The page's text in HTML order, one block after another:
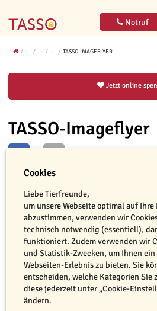
Notruf
... ... ... TASSO-IMAGEFLYER
Jetzt online
TASSO-Imageflyer
Cookies
Liebe Tierfreunde,
um unsere Webseite optimal auf
abzustimmen, verwenden wir
technisch notwendig (essentiell),
funktioniert. Zudem verwenden wir
und Statistik-Zwecken, um Ihnen ein
Webseiten-Erlebnis zu bieten. Sie
entscheiden, welche Kategorien Sie
diese jederzeit unter „Cookie-
ändern.